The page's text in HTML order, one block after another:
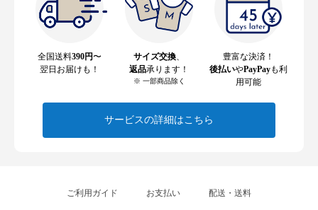
全国送料390円〜
翌日お届けも！
サイズ交換、
返品承ります！
※ 一部商品除く
豊富な決済！
後払いやPayPayも利
用可能
サービスの詳細はこちら
ご利用ガイド お支払い 配送・送料